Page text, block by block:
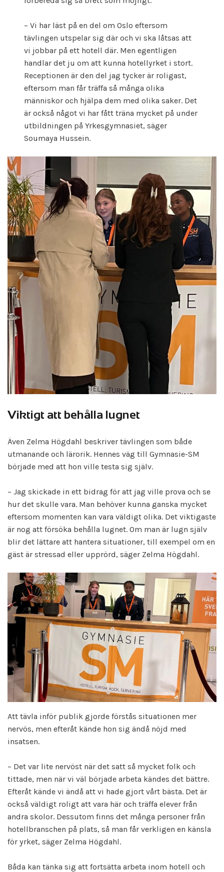
– Vi har läst på en del om Oslo eftersom
tävlingen utspelar sig där och vi ska låtsas att
vi jobbar på ett hotell där. Men egentligen
handlar det ju om att kunna hotellyrket i stort.
Receptionen är den del jag tycker är roligast,
eftersom man får träffa så många olika
människor och hjälpa dem med olika saker. Det
är också något vi har fått träna mycket på under
utbildningen på Yrkesgymnasiet, säger
Soumaya Hussein.
Viktigt att behålla lugnet
Även Zelma Högdahl beskriver tävlingen som både
utmanande och lärorik. Hennes väg till Gymnasie-SM
började med att hon ville testa sig själv.
– Jag skickade in ett bidrag för att jag ville prova och se
hur det skulle vara. Man behöver kunna ganska mycket
eftersom momenten kan vara väldigt olika. Det viktigaste
är nog att försöka behålla lugnet. Om man är lugn själv
blir det lättare att hantera situationer, till exempel om en
gäst är stressad eller upprörd, säger Zelma Högdahl.
Att tävla inför publik gjorde förstås situationen mer
nervös, men efteråt kände hon sig ändå nöjd med
insatsen.
– Det var lite nervöst när det satt så mycket folk och
tittade, men när vi väl började arbeta kändes det bättre.
Efteråt kände vi ändå att vi hade gjort vårt bästa. Det är
också väldigt roligt att vara här och träffa elever från
andra skolor. Dessutom finns det många personer från
hotellbranschen på plats, så man får verkligen en känsla
för yrket, säger Zelma Högdahl.
Båda kan tänka sig att fortsätta arbeta inom hotell och